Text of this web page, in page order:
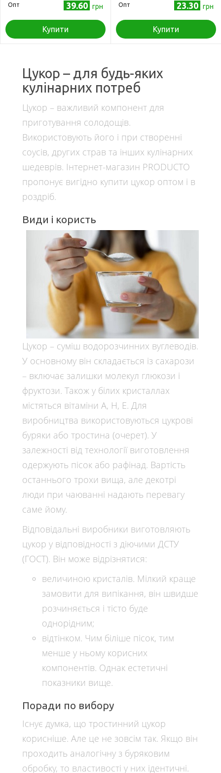
Опт 39.60 грн
Купити
Опт 23.30 грн
Купити
Цукор – для будь-яких
кулінарних потреб
Цукор – важливий компонент для
приготування солодощів.
Використовують його і при створенні
соусів, других страв та інших кулінарних
шедеврів. Інтернет-магазин PRODUCTO
пропонує вигідно купити цукор оптом і в
роздріб.
Види і користь
Цукор – суміш водорозчинних вуглеводів.
У основному він складається із сахарози
– включає залишки молекул глюкози і
фруктози. Також у білих кристаллах
містяться вітаміни А, Н, Е. Для
виробництва використовуються цукрові
буряки або тростина (очерет). У
залежності від технології виготовлення
одержують пісок або рафінад. Вартість
останнього трохи вища, але декотрі
люди при чаюванні надають перевагу
саме йому.
Відповідальні виробники виготовляють
цукор у відповідності з діючими ДСТУ
(ГОСТ). Він може відрізнятися:
величиною кристалів. Мілкий краще
замовити для випікання, він швидше
розчиняється і тісто буде
однорідним;
відтінком. Чим біліше пісок, тим
менше у ньому корисних
компонентів. Однак естетичні
показники вище.
Поради по вибору
Існує думка, що тростинний цукор
корисніше. Але це не зовсім так. Якщо він
проходить аналогічну з буряковим
обробку, то властивості у них ідентичні.